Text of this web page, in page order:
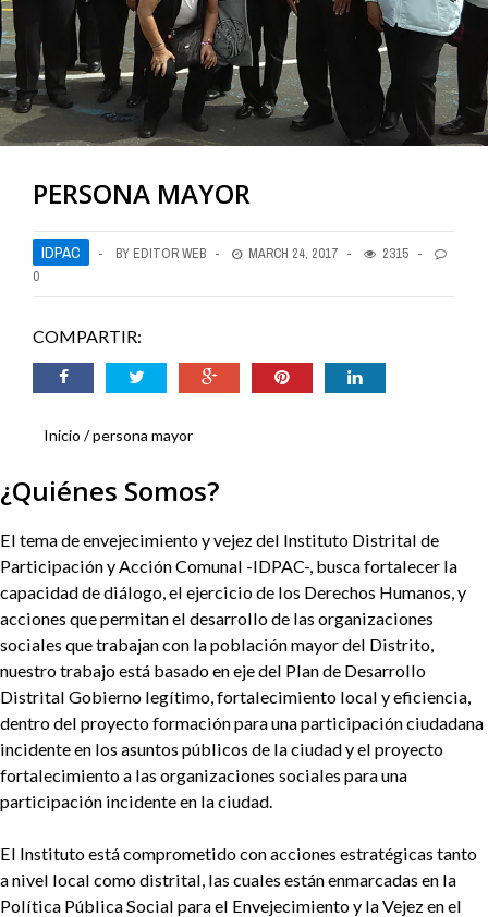
PERSONA MAYOR
IDPAC BY EDITOR WEB MARCH 24, 2017
2315
0
COMPARTIR:
Sobrescribir
enlaces
de
ayuda
a
la
navegación
Inicio persona mayor
¿Quiénes Somos?
El tema de envejecimiento y vejez del Instituto Distrital de
Participación y Acción Comunal -IDPAC-, busca fortalecer la
capacidad de diálogo, el ejercicio de los Derechos Humanos, y
acciones que permitan el desarrollo de las organizaciones
sociales que trabajan con la población mayor del Distrito,
nuestro trabajo está basado en eje del Plan de Desarrollo
Distrital Gobierno legítimo, fortalecimiento local y eficiencia,
dentro del proyecto formación para una participación ciudadana
incidente en los asuntos públicos de la ciudad y el proyecto
fortalecimiento a las organizaciones sociales para una
participación incidente en la ciudad.
El Instituto está comprometido con acciones estratégicas tanto
a nivel local como distrital, las cuales están enmarcadas en la
Política Pública Social para el Envejecimiento y la Vejez en el